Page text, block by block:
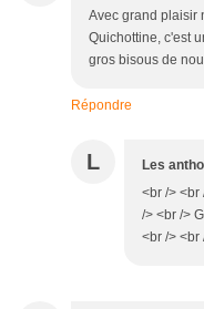
Avec grand plaisir
Quichottine, c'est
gros bisous de
Répondre
L Les
<br /> <br
/> <br />
<br /> <br